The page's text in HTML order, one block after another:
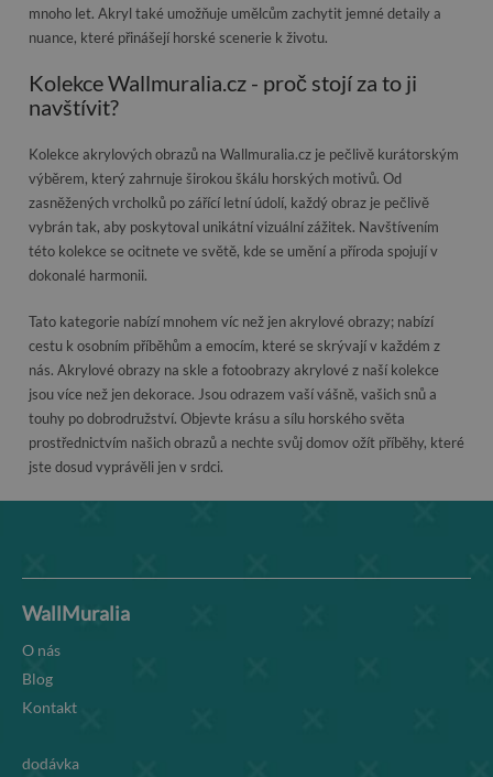
mnoho let. Akryl také umožňuje umělcům zachytit jemné detaily a
nuance, které přinášejí horské scenerie k životu.
Kolekce Wallmuralia.cz - proč stojí za to ji
navštívit?
Kolekce akrylových obrazů na Wallmuralia.cz je pečlivě kurátorským
výběrem, který zahrnuje širokou škálu horských motivů. Od
zasněžených vrcholků po zářící letní údolí, každý obraz je pečlivě
vybrán tak, aby poskytoval unikátní vizuální zážitek. Navštívením
této kolekce se ocitnete ve světě, kde se umění a příroda spojují v
dokonalé harmonii.
Tato kategorie nabízí mnohem víc než jen akrylové obrazy; nabízí
cestu k osobním příběhům a emocím, které se skrývají v každém z
nás. Akrylové obrazy na skle a fotoobrazy akrylové z naší kolekce
jsou více než jen dekorace. Jsou odrazem vaší vášně, vašich snů a
touhy po dobrodružství. Objevte krásu a sílu horského světa
prostřednictvím našich obrazů a nechte svůj domov ožít příběhy, které
jste dosud vyprávěli jen v srdci.
WallMuralia
O nás
Blog
Kontakt
dodávka